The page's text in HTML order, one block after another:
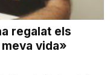
regalat els
vida»